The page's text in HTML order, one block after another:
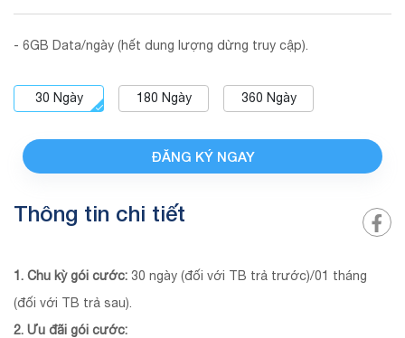
- 6GB Data/ngày (hết dung lượng dừng truy cập).
30 Ngày 180 Ngày 360 Ngày
ĐĂNG KÝ NGAY
Thông tin chi tiết
1. Chu kỳ gói cước: 30 ngày (đối với TB trả trước)/01 tháng
(đối với TB trả sau).
2. Ưu đãi gói cước: